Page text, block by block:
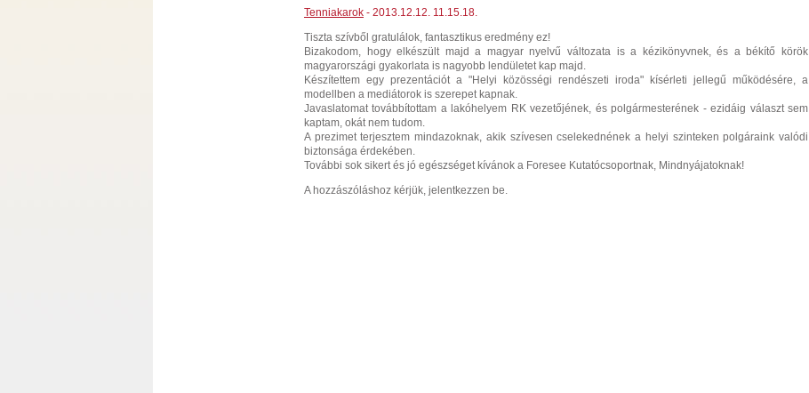
Tenniakarok - 2013.12.12. 11.15.18.
Tiszta szívből gratulálok, fantasztikus eredmény ez!
Bizakodom, hogy elkészült majd a magyar nyelvű változata is a kézikönyvnek, és a békítő körök
magyarországi gyakorlata is nagyobb lendületet kap majd.
Készítettem egy prezentációt a "Helyi közösségi rendészeti iroda" kísérleti jellegű működésére, a
modellben a mediátorok is szerepet kapnak.
Javaslatomat továbbítottam a lakóhelyem RK vezetőjének, és polgármesterének - ezidáig választ sem
kaptam, okát nem tudom.
A prezimet terjesztem mindazoknak, akik szívesen cselekednének a helyi szinteken polgáraink valódi
biztonsága érdekében.
További sok sikert és jó egészséget kívánok a Foresee Kutatócsoportnak, Mindnyájatoknak!
A hozzászóláshoz kérjük, jelentkezzen be.